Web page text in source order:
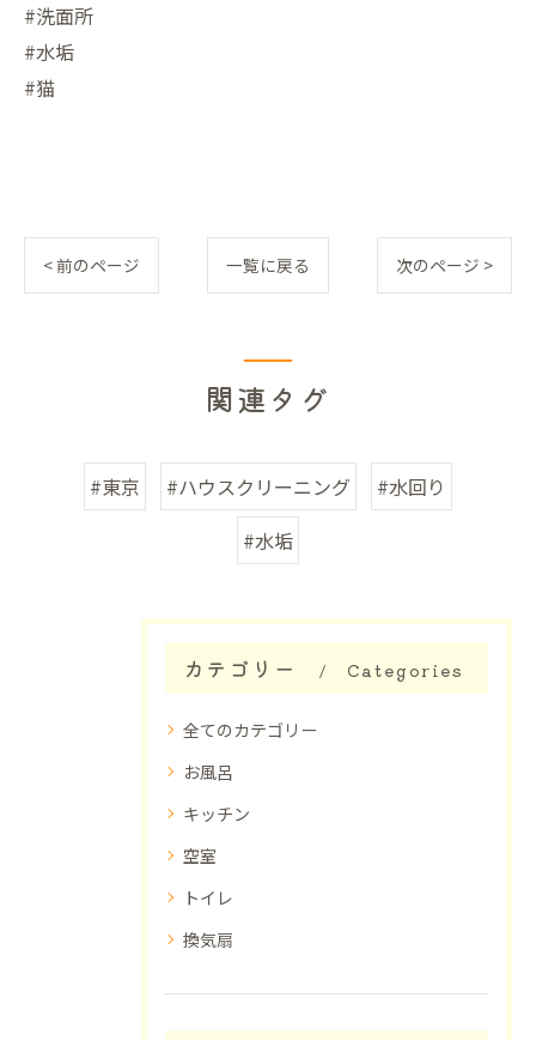
#洗面所
#水垢
#猫
< 前のページ 一覧に戻る 次のページ >
関連タグ
#東京 #ハウスクリーニング
#水回り
#水垢
カテゴリー Categories
全てのカテゴリー
お風呂
キッチン
空室
トイレ
換気扇